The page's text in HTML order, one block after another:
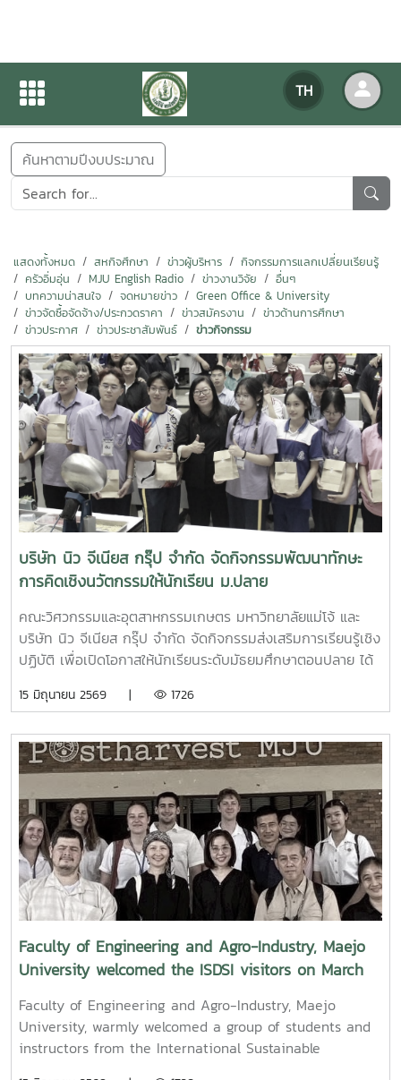
TH
ข่าวสารกิจกรรม
ข่าวสารกิจกรรม
ค้นหาตามปีงบประมาณ
แสดงทั้งหมด สหกิจศึกษา ข่าวผู้บริหาร
กิจกรรมการแลกเปลี่ยนเรียนรู้
ครัวอิ่มอุ่น
MJU English Radio ข่าวงานวิจัย
อื่นๆ
บทความน่าสนใจ
จดหมายข่าว
Green Office & University
ข่าวจัดซื้อจัดจ้าง/ประกวดราคา
ข่าวสมัครงาน
ข่าวด้านการศึกษา
ข่าวประกาศ
ข่าวประชาสัมพันธ์ ข่าวกิจกรรม
บริษัท นิว จีเนียส กรุ๊ป จำกัด จัดกิจกรรมพัฒนาทักษะ
การคิดเชิงนวัตกรรมให้นักเรียน ม.ปลาย
คณะวิศวกรรมและอุตสาหกรรมเกษตร มหาวิทยาลัยแม่โจ้ และ
บริษัท นิว จีเนียส กรุ๊ป จำกัด จัดกิจกรรมส่งเสริมการเรียนรู้เชิง
ปฏิบัติ เพื่อเปิดโอกาสให้นักเรียนระดับมัธยมศึกษาตอนปลาย ได้
สถานการณ์จำลองการทำงานของวิศวกรและนักเทคโนโลยีใน
คณะวิศวกรรมและอุตสาหกรรมเกษตร ได้กล่าวต้อนรับนักเรียนที่
เข้าร่วมกิจกรรม พร้อมทั้งแนะนำภาพรวมของการจัดการเรียน
การสอนของคณะ เพื่อสร้างแรงบันดาลใจและเปิดมุมมองด้าน
การศึกษาต่อในสายวิศวกรรมและเทคโนโลยีจากนั้น อาจารย์ชวกร
ศรีเงินยวง ได้แนะนำภาพรวมของกิจกรรม พร้อมอธิบายขั้นตอน
และแนวทางการดำเนินกิจกรรมให้แก่นักเรียนผู้เข้าร่วมภายใน
กิจกรรม นักเรียนถูกแบ่งออกเป็นกลุ่มเพื่อร่วมกันระดมความคิด
ในการพัฒนาชิ้นงานต้นแบบ โดยแต่ละกลุ่มจะได้รับ “งบประมาณ
จำลอง” สำหรับเลือกซื้อวัสดุ อุปกรณ์ เครื่องมือ และวัตถุดิบจาก
ฐานความรู้ของทั้ง 5 สาขาวิชา ได้แก่ วิศวกรรมอาหาร
วิศวกรรมเกษตร วิทยาศาสตร์และเทคโนโลยีการอาหาร
เทคโนโลยีหลังการเก็บเกี่ยว และอุตสาหกรรมยางและพอลิเมอร์
ซึ่งแต่ละฐานได้นำวัสดุและอุปกรณ์ที่เกี่ยวข้องกับศาสตร์ของสาขา
มาเป็นตัวเลือกให้นักเรียนได้ทดลองออกแบบและพัฒนาแนวคิด
ของผลงานนักเรียนมีเวลา 30 นาทีในการระดมความคิด วิเคราะห์
15 มิถุนายน 2569 | 1726
Faculty of Engineering and Agro-Industry, Maejo
University welcomed the ISDSI visitors on March
Faculty of Engineering and Agro-Industry, Maejo
University, warmly welcomed a group of students and
instructors from the International Sustainable